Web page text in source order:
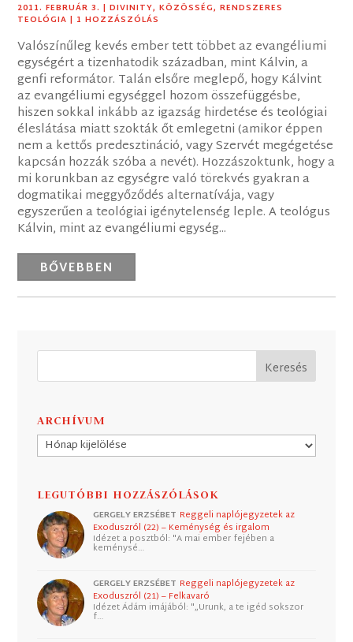
2011. FEBRUÁR 3. |DIVINITY,KÖZÖSSÉG,RENDSZERES
TEOLÓGIA | 1 HOZZÁSZÓLÁS
Valószínűleg kevés ember tett többet az evangéliumi
egységért a tizenhatodik században, mint Kálvin, a
genfi reformátor. Talán elsőre meglepő, hogy Kálvint
az evangéliumi egységgel hozom összefüggésbe,
hiszen sokkal inkább az igazság hirdetése és teológiai
éleslátása miatt szokták őt emlegetni (amikor éppen
nem a kettős predesztináció, vagy Szervét megégetése
kapcsán hozzák szóba a nevét). Hozzászoktunk, hogy a
mi korunkban az egységre való törekvés gyakran a
dogmatikai meggyőződés alternatívája, vagy
egyszerűen a teológiai igénytelenség leple. A teológus
Kálvin, mint az evangéliumi egység...
BŐVEBBEN
ARCHÍVUM
Archívum
LEGUTÓBBI HOZZÁSZÓLÁSOK
GERGELY ERZSÉBET Reggeli naplójegyzetek az
Exoduszról (22) – Keménység és irgalom
Idézet a posztból: "A mai ember fejében a
keménysé…
GERGELY ERZSÉBET Reggeli naplójegyzetek az
Exoduszról (21) – Felkavaró
Idézet Ádám imájából: "„Urunk, a te igéd sokszor
f…